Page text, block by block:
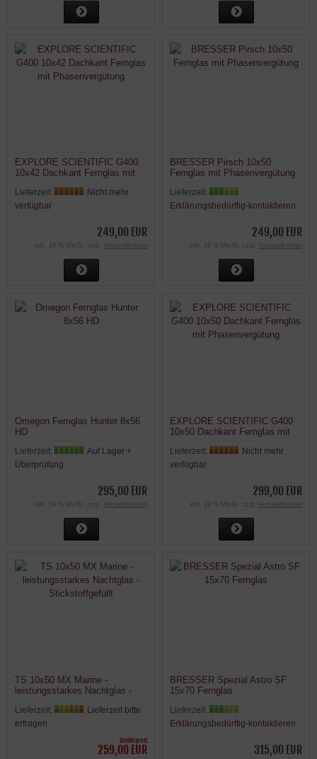
EXPLORE SCIENTIFIC G400
10x42 Dachkant Fernglas mit
Lieferzeit:
Nicht mehr
verfügbar
249,00 EUR
inkl. 19 % MwSt. zzgl. Versandkosten
BRESSER Pirsch 10x50
Fernglas mit Phasenvergütung
Lieferzeit:
Erklärungsbedürftig-kontaktieren
249,00 EUR
inkl. 19 % MwSt. zzgl. Versandkosten
Omegon Fernglas Hunter 8x56
HD
Lieferzeit:
Auf Lager +
Überprüfung
295,00 EUR
inkl. 19 % MwSt. zzgl. Versandkosten
EXPLORE SCIENTIFIC G400
10x50 Dachkant Fernglas mit
Lieferzeit:
Nicht mehr
verfügbar
299,00 EUR
inkl. 19 % MwSt. zzgl. Versandkosten
TS 10x50 MX Marine -
leistungsstarkes Nachtglas -
Lieferzeit:
Lieferzeit bitte
erfragen
Sonderpreis
259,00 EUR
BRESSER Spezial Astro SF
15x70 Fernglas
Lieferzeit:
Erklärungsbedürftig-kontaktieren
315,00 EUR